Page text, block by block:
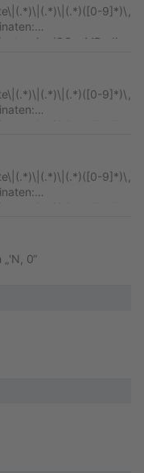
9]*)\,
OSeaMRedire
9]*)\,
OSeaMRedire
9]*)\,
OSeaMRedire
0“